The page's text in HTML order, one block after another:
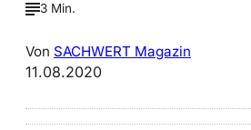
3 Min.
Von SACHWERT Magazin
11.08.2020